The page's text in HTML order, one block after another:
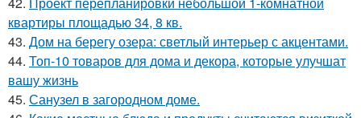
квартиры площадью 34, 8 кв.
43. Дом на берегу озера: светлый интерьер с акцентами.
44. Топ-10 товаров для дома и декора, которые улучшат
вашу жизнь
45. Санузел в загородном доме.